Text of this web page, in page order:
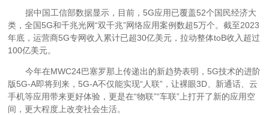
据中国工信部数据显示，目前，5G应用已覆盖52个国民经济大
类，全国5G和千兆光网“双千兆”网络应用案例数超5万个。截至2023
年底，运营商5G专网收入累计已超30亿美元，拉动整体toB收入超过
100亿美元。
今年在MWC24巴塞罗那上传递出的新趋势表明，5G技术的进阶
版5G-A即将到来，5G-A不仅能实现“人联”，让裸眼3D、新通话、云
手机等应用带来更好体验，更是在“物联”“车联”上打开了新的应用空
间，更大程度上改变社会生活。